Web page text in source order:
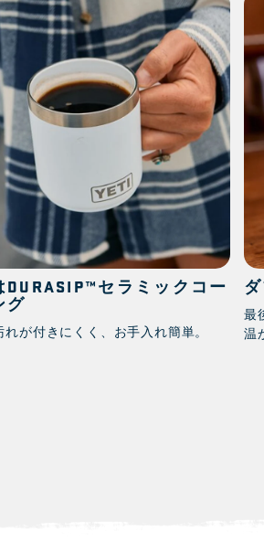
DURASIP™セラミックコー
グ
れが付きにくく、お手入れ簡単。
最
温